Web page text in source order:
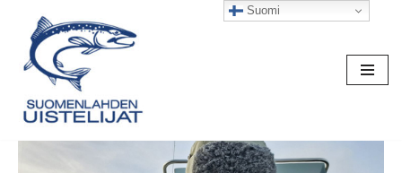
Siirry
suoraan
sisältöön
Suomi